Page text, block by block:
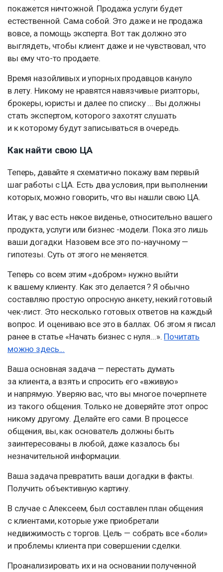
покажется ничтожной. Продажа услуги будет
естественной. Сама собой. Это даже и не продажа
вовсе, а помощь эксперта. Вот так должно это
выглядеть, чтобы клиент даже и не чувствовал, что
вы ему что-то продаете.
Время назойливых и упорных продавцов кануло
в лету. Никому не нравятся навязчивые риэлторы,
брокеры, юристы и далее по списку ... Вы должны
стать экспертом, которого захотят слушать
и к которому будут записываться в очередь.
Как найти свою ЦА
Теперь, давайте я схематично покажу вам первый
шаг работы с ЦА. Есть два условия, при выполнении
которых, можно говорить, что вы нашли свою ЦА.
Итак, у вас есть некое виденье, относительно вашего
продукта, услуги или бизнес -модели. Пока это лишь
ваши догадки. Назовем все это по-научному —
гипотезы. Суть от этого не меняется.
Теперь со всем этим «добром» нужно выйти
к вашему клиенту. Как это делается ? Я обычно
составляю простую опросную анкету, некий готовый
чек-лист. Это несколько готовых ответов на каждый
вопрос. И оцениваю все это в баллах. Об этом я писал
ранее в статье «Начать бизнес с нуля...». Почитать
можно здесь...
Ваша основная задача — перестать думать
за клиента, а взять и спросить его «вживую»
и напрямую. Уверяю вас, что вы многое почерпнете
из такого общения. Только не доверяйте этот опрос
никому другому. Делайте его сами. В процессе
общения, вы, как основатель должны быть
заинтересованы в любой, даже казалось бы
незначительной информации.
Ваша задача превратить ваши догадки в факты.
Получить объективную картину.
В случае с Алексеем, был составлен план общения
с клиентами, которые уже приобретали
недвижимость с торгов. Цель — собрать все «боли»
и проблемы клиента при совершении сделки.
Проанализировать их и на основании полученной